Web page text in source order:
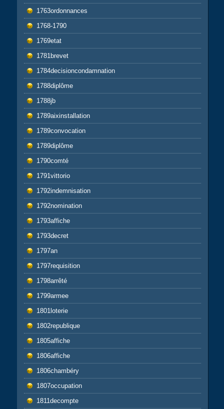
1763ordonnances
1768-1790
1769etat
1781brevet
1784decisioncondamnation
1788diplôme
1788jb
1789aixinstallation
1789convocation
1789diplôme
1790comté
1791vittorio
1792indemnisation
1792nomination
1793affiche
1793decret
1797an
1797requisition
1798arrêté
1799armee
1801loterie
1802republique
1805affiche
1806affiche
1806chambéry
1807occupation
1811decompte